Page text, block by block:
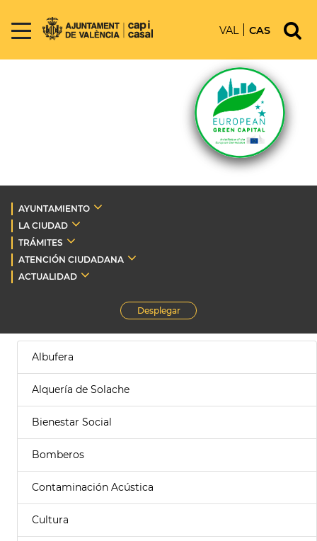
VAL CAS
AYUNTAMIENTO
LA CIUDAD
TRÁMITES
ATENCIÓN CIUDADANA
ACTUALIDAD
Desplegar
Albufera
Alquería de Solache
Bienestar Social
Bomberos
Contaminación Acústica
Cultura